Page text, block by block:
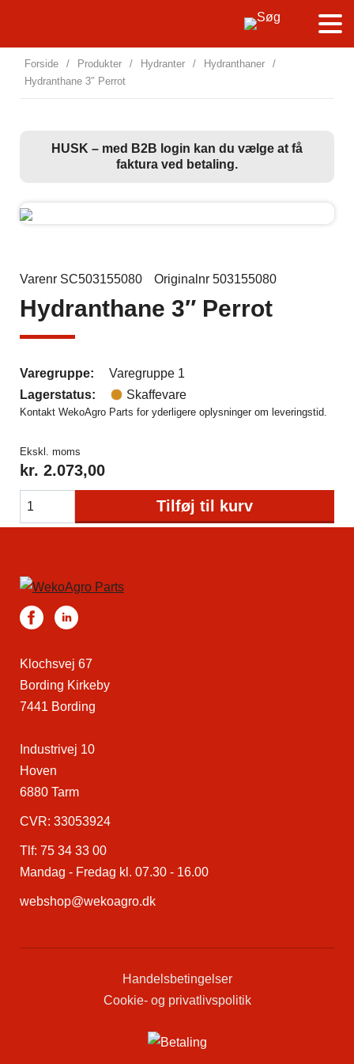
Forside / Produkter / Hydranter / Hydranthaner
/
Hydranthane 3″ Perrot
HUSK – med B2B login kan du vælge at få
faktura ved betaling.
Varenr SC503155080 Originalnr 503155080
Hydranthane 3″ Perrot
Varegruppe:
Varegruppe 1
Lagerstatus:
Skaffevare
Kontakt WekoAgro Parts for yderligere oplysninger om leveringstid.
Ekskl. moms
kr. 2.073,00
Tilføj til kurv
Klochsvej 67
Bording Kirkeby
7441 Bording
Industrivej 10
Hoven
6880 Tarm
CVR: 33053924
Tlf: 75 34 33 00
Mandag - Fredag kl. 07.30 - 16.00
webshop@wekoagro.dk
Handelsbetingelser
Cookie- og privatlivspolitik